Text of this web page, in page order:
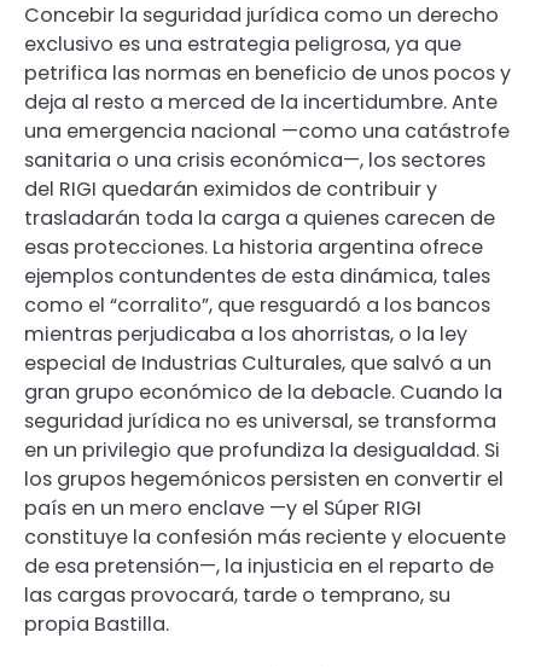
Concebir la seguridad jurídica como un derecho
exclusivo es una estrategia peligrosa, ya que
petrifica las normas en beneficio de unos pocos y
deja al resto a merced de la incertidumbre. Ante
una emergencia nacional —como una catástrofe
sanitaria o una crisis económica—, los sectores
del RIGI quedarán eximidos de contribuir y
trasladarán toda la carga a quienes carecen de
esas protecciones. La historia argentina ofrece
ejemplos contundentes de esta dinámica, tales
como el “corralito”, que resguardó a los bancos
mientras perjudicaba a los ahorristas, o la ley
especial de Industrias Culturales, que salvó a un
gran grupo económico de la debacle. Cuando la
seguridad jurídica no es universal, se transforma
en un privilegio que profundiza la desigualdad. Si
los grupos hegemónicos persisten en convertir el
país en un mero enclave —y el Súper RIGI
constituye la confesión más reciente y elocuente
de esa pretensión—, la injusticia en el reparto de
las cargas provocará, tarde o temprano, su
propia Bastilla.